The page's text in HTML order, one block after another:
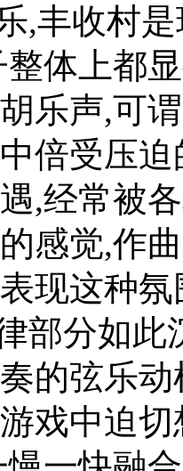
,丰收村
体上都
乐声,可
倍受压
,经常被
感觉,作
现这种
部分如此
的弦乐
戏中迫